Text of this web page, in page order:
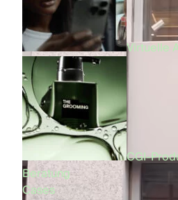
Virtuelle
CGI-
Beratung
Cases